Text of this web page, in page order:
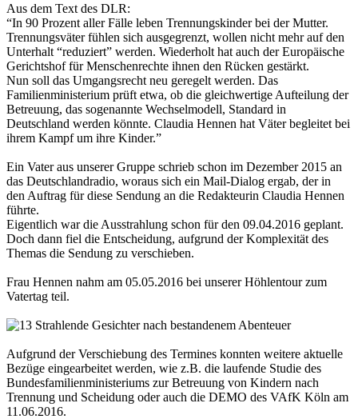
Aus dem Text des DLR:
“In 90 Prozent aller Fälle leben Trennungskinder bei der Mutter.
Trennungsväter fühlen sich ausgegrenzt, wollen nicht mehr auf den
Unterhalt “reduziert” werden. Wiederholt hat auch der Europäische
Gerichtshof für Menschenrechte ihnen den Rücken gestärkt.
Nun soll das Umgangsrecht neu geregelt werden. Das
Familienministerium prüft etwa, ob die gleichwertige Aufteilung der
Betreuung, das sogenannte Wechselmodell, Standard in
Deutschland werden könnte. Claudia Hennen hat Väter begleitet bei
ihrem Kampf um ihre Kinder.”
Ein Vater aus unserer Gruppe schrieb schon im Dezember 2015 an
das Deutschlandradio, woraus sich ein Mail-Dialog ergab, der in
den Auftrag für diese Sendung an die Redakteurin Claudia Hennen
führte.
Eigentlich war die Ausstrahlung schon für den 09.04.2016 geplant.
Doch dann fiel die Entscheidung, aufgrund der Komplexität des
Themas die Sendung zu verschieben.
Frau Hennen nahm am 05.05.2016 bei unserer Höhlentour zum
Vatertag teil.
Aufgrund der Verschiebung des Termines konnten weitere aktuelle
Bezüge eingearbeitet werden, wie z.B. die laufende Studie des
Bundesfamilienministeriums zur Betreuung von Kindern nach
Trennung und Scheidung oder auch die DEMO des VAfK Köln am
11.06.2016.